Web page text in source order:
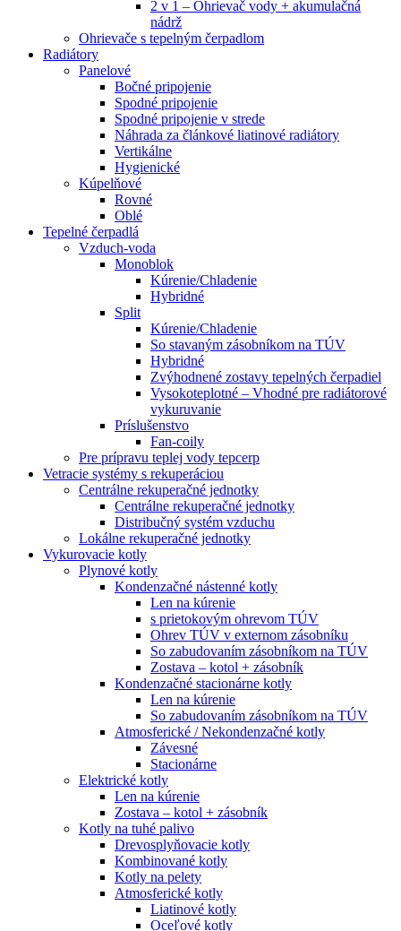
2 v 1 – Ohrievač vody + akumulačná
nádrž
Ohrievače s tepelným čerpadlom
Radiátory
Panelové
Bočné pripojenie
Spodné pripojenie
Spodné pripojenie v strede
Náhrada za článkové liatinové radiátory
Vertikálne
Hygienické
Kúpelňové
Rovné
Oblé
Tepelné čerpadlá
Vzduch-voda
Monoblok
Kúrenie/Chladenie
Hybridné
Split
Kúrenie/Chladenie
So stavaným zásobníkom na TÚV
Hybridné
Zvýhodnené zostavy tepelných čerpadiel
Vysokoteplotné – Vhodné pre radiátorové
vykuruvanie
Príslušenstvo
Fan-coily
Pre prípravu teplej vody tepcerp
Vetracie systémy s rekuperáciou
Centrálne rekuperačné jednotky
Centrálne rekuperačné jednotky
Distribučný systém vzduchu
Lokálne rekuperačné jednotky
Vykurovacie kotly
Plynové kotly
Kondenzačné nástenné kotly
Len na kúrenie
s prietokovým ohrevom TÚV
Ohrev TÚV v externom zásobníku
So zabudovaním zásobníkom na TÚV
Zostava – kotol + zásobník
Kondenzačné stacionárne kotly
Len na kúrenie
So zabudovaním zásobníkom na TÚV
Atmosferické / Nekondenzačné kotly
Závesné
Stacionárne
Elektrické kotly
Len na kúrenie
Zostava – kotol + zásobník
Kotly na tuhé palivo
Drevosplyňovacie kotly
Kombinované kotly
Kotly na pelety
Atmosferické kotly
Liatinové kotly
Oceľové kotly